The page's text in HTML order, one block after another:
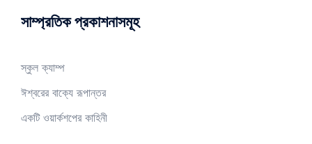
সাম্প্রতিক প্রকাশনাসমূহ
স্কুল ক্যাম্প
ঈশ্বরের বাক্যে রূপান্তর
একটি ওয়ার্কশপের কাহিনী